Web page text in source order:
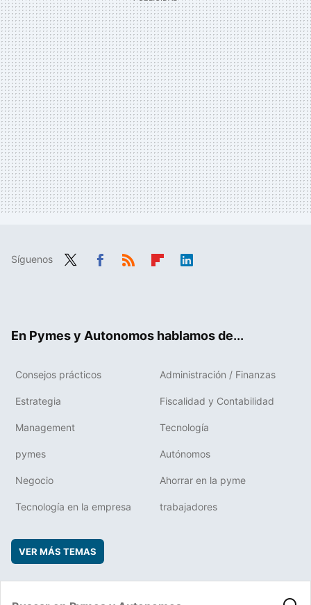
Síguenos
En Pymes y Autonomos hablamos de...
Consejos prácticos Administración / Finanzas
Estrategia Fiscalidad y Contabilidad
Management Tecnología
pymes Autónomos
Negocio Ahorrar en la pyme
Tecnología en la empresa trabajadores
VER MÁS TEMAS